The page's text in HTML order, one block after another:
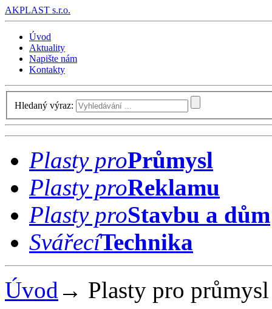
AKPLAST s.r.o.
Úvod
Aktuality
Napište nám
Kontakty
Hledaný výraz:
Plasty proPrůmysl
Plasty proReklamu
Plasty proStavbu a dům
SvářecíTechnika
Úvod → Plasty pro průmysl